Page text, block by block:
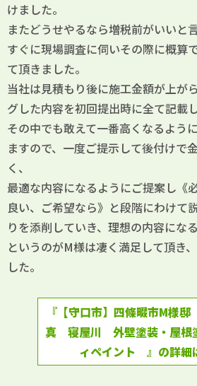
けました。
またどうせやるなら増税前がいいと
すぐに現場調査に伺いその際に概算
て頂きました。
当社は見積もり後に施工金額が上が
グした内容を初回提出時に全て記載し
その中でも敢えて一番高くなるよう
ますので、一度ご提示して後付けで
く、
最適な内容になるようにご提案し《
良い、ご希望なら》と段階にわけて
りを添削していき、理想の内容になる
というのがM様は凄く満足して頂き
した。
『【守口市】四條畷市M様
真 寝屋川 外壁塗装・屋根
ィペイント 』の詳細